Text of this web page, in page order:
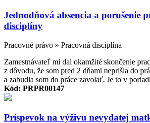
Jednodňová absencia a porušenie
disciplíny
Pracovné právo » Pracovná disciplína
Zamestnávateľ mi dal okamžité skončenie
z dôvodu, že som pred 2 dňami neprišla do
a zabudla som do práce zavolať. Je to v
Kód: PRPR00147
Príspevok na výživu nevydatej